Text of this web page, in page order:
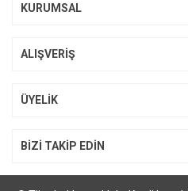
KURUMSAL
ALIŞVERİŞ
ÜYELİK
BİZİ TAKİP EDİN